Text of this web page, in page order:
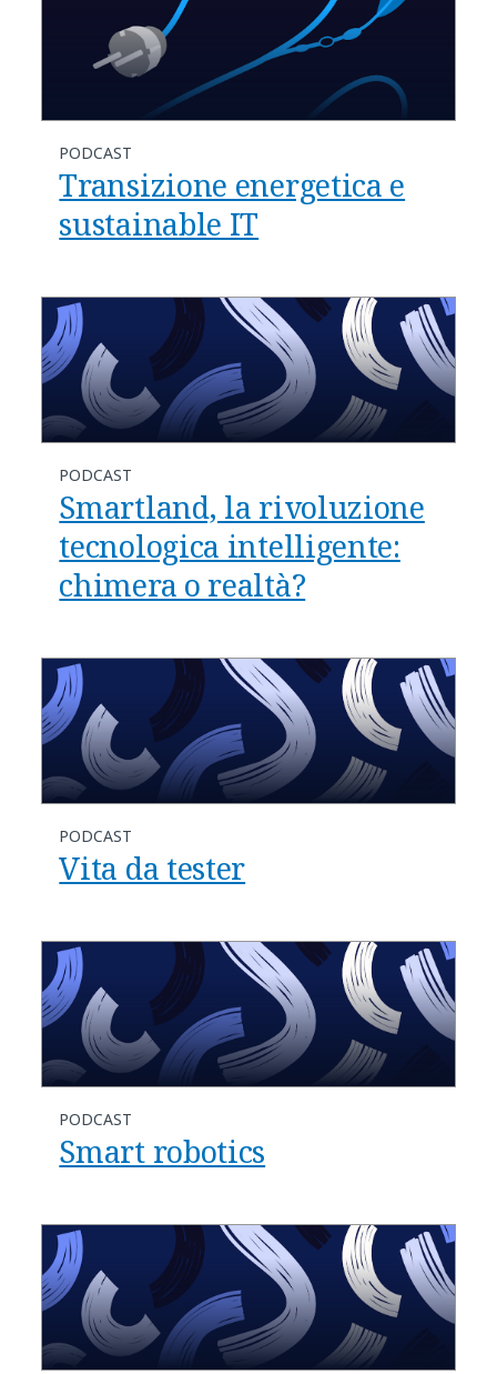
PODCAST
Transizione energetica e
sustainable IT
PODCAST
Smartland, la rivoluzione
tecnologica intelligente:
chimera o realtà?
PODCAST
Vita da tester
PODCAST
Smart robotics